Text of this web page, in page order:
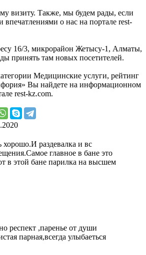
визиту. Также, мы будем рады, если
впечатлениями о нас на портале rest-
16/3, микрорайон Жетысу-1, Алматы,
принять там новых посетителей.
Медицинские услуги, рейтинг
Вы найдете на информационном
rest-kz.com.
хорошо.И раздевалка и вс
главное в бане это
в этой бане парилка на высшем
респект ,паренье от души
парная,всегда улыбаеться